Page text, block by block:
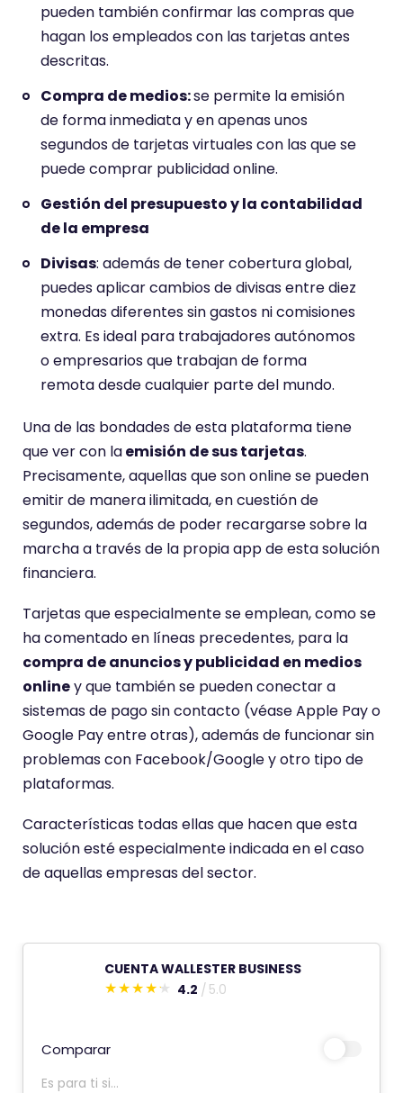
pueden también confirmar las compras que
hagan los empleados con las tarjetas antes
descritas.
Compra de medios:se permite la emisión
de forma inmediata y en apenas unos
segundos de tarjetas virtuales con las que se
puede comprar publicidad online.
Gestión del presupuesto y la contabilidad
de la empresa
Divisas: además de tener cobertura global,
puedes aplicar cambios de divisas entre diez
monedas diferentes sin gastos ni comisiones
extra. Es ideal para trabajadores autónomos
o empresarios que trabajan de forma
remota desde cualquier parte del mundo.
Una de las bondades de esta plataforma tiene
que ver con laemisión de sus tarjetas.
Precisamente, aquellas que son online se pueden
emitir de manera ilimitada, en cuestión de
segundos, además de poder recargarse sobre la
marcha a través de la propia app de esta solución
financiera.
Tarjetas que especialmente se emplean, como se
ha comentado en líneas precedentes, para la
compra de anuncios y publicidad en medios
onliney que también se pueden conectar a
sistemas de pago sin contacto (véase Apple Pay o
Google Pay entre otras), además de funcionar sin
problemas con Facebook/Google y otro tipo de
plataformas.
Características todas ellas que hacen que esta
solución esté especialmente indicada en el caso
de aquellas empresas del sector.
CUENTA WALLESTER BUSINESS
E
t
e
4.2 5.0
Comparar
Es para ti si...